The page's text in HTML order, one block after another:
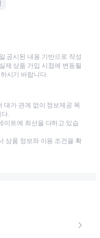
공시된 내용 기반으로 작성
제 상품 가입 시점에 변동될
시기 바랍니다.
대가 관계 없이 정보제공 목
.
이트에 최선을 다하고 있습
상품 정보와 이용 조건을 확